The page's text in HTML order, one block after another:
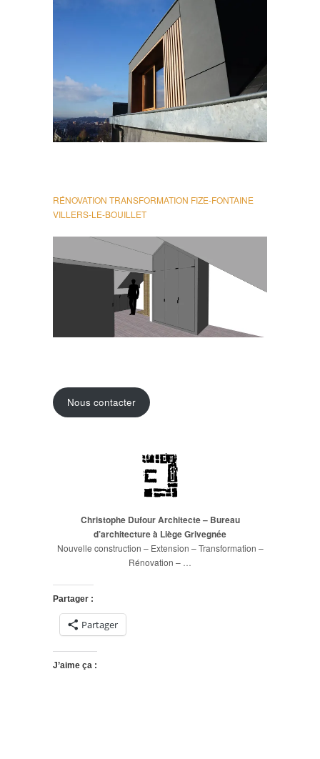
RÉNOVATION TRANSFORMATION FIZE-FONTAINE
VILLERS-LE-BOUILLET
Nous contacter
Christophe Dufour Architecte – Bureau
d’architectureà LiègeGrivegnée
Nouvelle construction – Extension – Transformation –
Rénovation – …
Partager :
Partager
J’aime ça :